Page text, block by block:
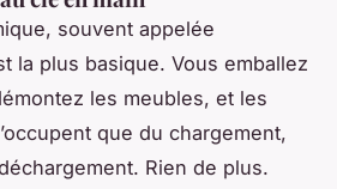
souvent appelée
la plus basique. Vous emballez
les meubles, et les
que du chargement,
Rien de plus.